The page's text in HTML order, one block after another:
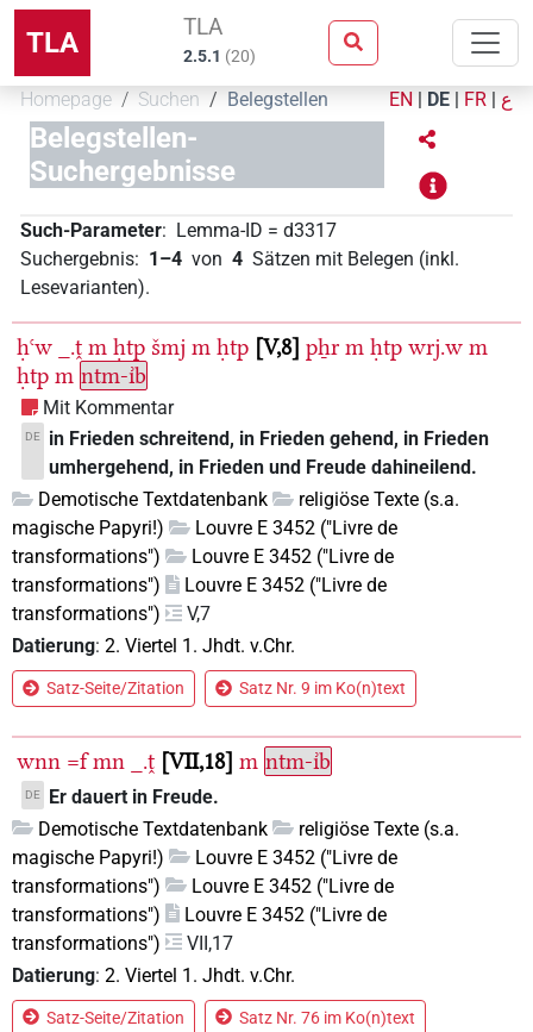
TLA TLA
2.5.1 (20)
Homepage Suchen Belegstellen EN | DE | FR | ع
Belegstellen-
Suchergebnisse
Such-Parameter: Lemma-ID = d3317
Suchergebnis: 1–4 von 4 Sätzen mit Belegen (inkl.
Lesevarianten).
ḥꜥw _.ṱ m ḥtp šmj m ḥtp V,8 pẖr m ḥtp wrj.w m
ḥtp m ntm-ı͗b
Mit Kommentar
DE
in Frieden schreitend, in Frieden gehend, in Frieden
umhergehend, in Frieden und Freude dahineilend.
Demotische Textdatenbank
religiöse Texte (s.a.
magische Papyri!)
Louvre E 3452 ("Livre de
transformations")
Louvre E 3452 ("Livre de
transformations")
Louvre E 3452 ("Livre de
transformations")
V,7
Datierung: 2. Viertel 1. Jhdt. v.Chr.
Satz-Seite/Zitation Satz Nr. 9 im Ko(n)text
wnn =f mn _.ṱ VII,18 m ntm-ı͗b
DE
Er dauert in Freude.
Demotische Textdatenbank
religiöse Texte (s.a.
magische Papyri!)
Louvre E 3452 ("Livre de
transformations")
Louvre E 3452 ("Livre de
transformations")
Louvre E 3452 ("Livre de
transformations")
VII,17
Datierung: 2. Viertel 1. Jhdt. v.Chr.
Satz-Seite/Zitation Satz Nr. 76 im Ko(n)text